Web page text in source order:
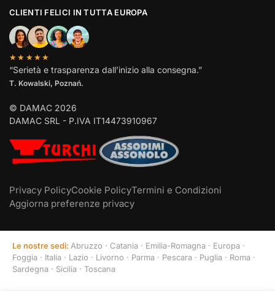
CLIENTI FELICI IN TUTTA EUROPA
★★★★★
“Serietà e trasparenza dall’inizio alla consegna.”
T. Kowalski, Poznań.
© DAMAC 2026
DAMAC SRL - P.IVA IT14473910967
Privacy PolicyCookie PolicyTermini e Condizioni
Aggiorna preferenze privacy
Le nostre sedi: Abruzzo · Catania · Emilia-Romagna · Europa ·
Foggia · Italia · Lazio · Livorno · Parma · Pescara · Puglia · Roma ·
Sardegna · Sicilia · Toscana